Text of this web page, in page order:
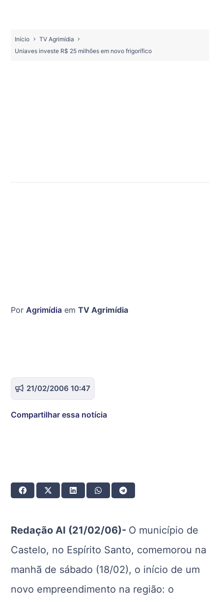
Início
TV Agrimídia
Uniaves investe R$ 25 milhões em novo frigorífico
Por Agrimídia em TV Agrimídia
21/02/2006 10:47
Compartilhar essa notícia
Redação AI (21/02/06)- O município de
Castelo, no Espírito Santo, comemorou na
manhã de sábado (18/02), o início de um
novo empreendimento na região: o